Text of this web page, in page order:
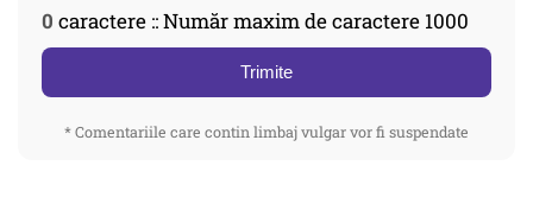
0 caractere :: Număr maxim de caractere 1000
Trimite
* Comentariile care contin limbaj vulgar vor fi suspendate